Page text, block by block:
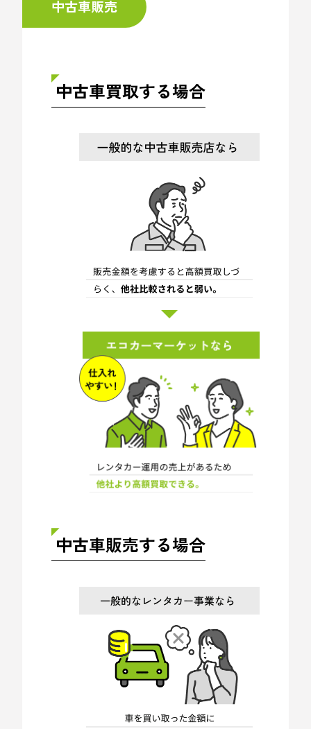
中古車販売
中古車買取する場合
中古車販売する場合